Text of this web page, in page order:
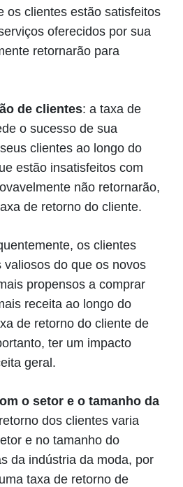
os clientes estão satisfeitos
oferecidos por sua
retornarão para
de clientes: a taxa de
o sucesso de sua
clientes ao longo do
estão insatisfeitos com
não retornarão,
de retorno do cliente.
os clientes
valiosos do que os novos
propensos a comprar
receita ao longo do
de retorno do cliente de
ter um impacto
geral.
o setor e o tamanho da
dos clientes varia
e no tamanho do
da indústria da moda, por
taxa de retorno de